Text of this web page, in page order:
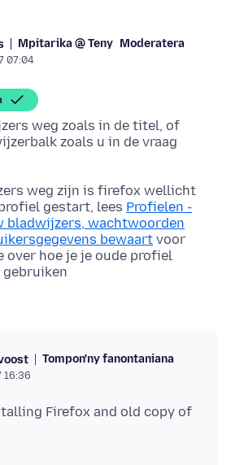
Mpitarika @ Teny Moderatera
07:04
weg zoals in de titel, of
zoals u in de vraag
weg zijn is firefox wellicht
gestart, lees Profielen -
bladwijzers, wachtwoorden
bewaart voor
over hoe je je oude profiel
Tompon'ny fanontaniana
16:36
Firefox and old copy of